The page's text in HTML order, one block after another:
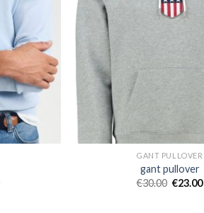
GANT PULLOVER
gant pullover
€30.00 €23.00